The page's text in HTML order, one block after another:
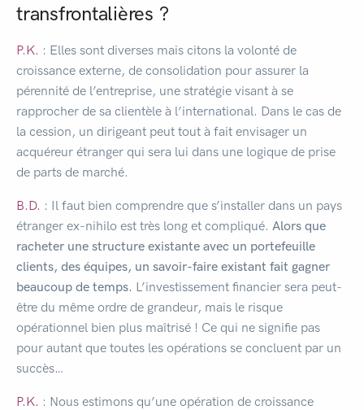
transfrontalières ?
P.K. : Elles sont diverses mais citons la volonté de
croissance externe, de consolidation pour assurer la
pérennité de l’entreprise, une stratégie visant à se
rapprocher de sa clientèle à l’international. Dans le cas de
la cession, un dirigeant peut tout à fait envisager un
acquéreur étranger qui sera lui dans une logique de prise
de parts de marché.
B.D. : Il faut bien comprendre que s’installer dans un pays
étranger ex-nihilo est très long et compliqué. Alors que
racheter une structure existante avec un portefeuille
clients, des équipes, un savoir-faire existant fait gagner
beaucoup de temps. L’investissement financier sera peut-
être du même ordre de grandeur, mais le risque
opérationnel bien plus maîtrisé ! Ce qui ne signifie pas
pour autant que toutes les opérations se concluent par un
succès…
P.K. : Nous estimons qu’une opération de croissance